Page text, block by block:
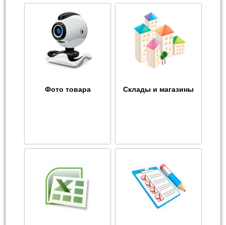
Фото товара Склады и магазины